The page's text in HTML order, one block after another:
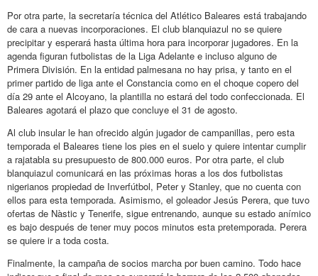
Por otra parte, la secretaría técnica del Atlético Baleares está trabajando
de cara a nuevas incorporaciones. El club blanquiazul no se quiere
precipitar y esperará hasta última hora para incorporar jugadores. En la
agenda figuran futbolistas de la Liga Adelante e incluso alguno de
Primera División. En la entidad palmesana no hay prisa, y tanto en el
primer partido de liga ante el Constancia como en el choque copero del
día 29 ante el Alcoyano, la plantilla no estará del todo confeccionada. El
Baleares agotará el plazo que concluye el 31 de agosto.
Al club insular le han ofrecido algún jugador de campanillas, pero esta
temporada el Baleares tiene los pies en el suelo y quiere intentar cumplir
a rajatabla su presupuesto de 800.000 euros. Por otra parte, el club
blanquiazul comunicará en las próximas horas a los dos futbolistas
nigerianos propiedad de Inverfútbol, Peter y Stanley, que no cuenta con
ellos para esta temporada. Asimismo, el goleador Jesús Perera, que tuvo
ofertas de Nàstic y Tenerife, sigue entrenando, aunque su estado anímico
es bajo después de tener muy pocos minutos esta pretemporada. Perera
se quiere ir a toda costa.
Finalmente, la campaña de socios marcha por buen camino. Todo hace